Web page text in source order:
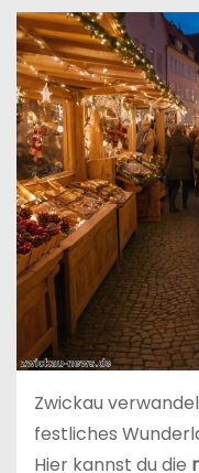
Zwickau
festliches
Hier kannst du die